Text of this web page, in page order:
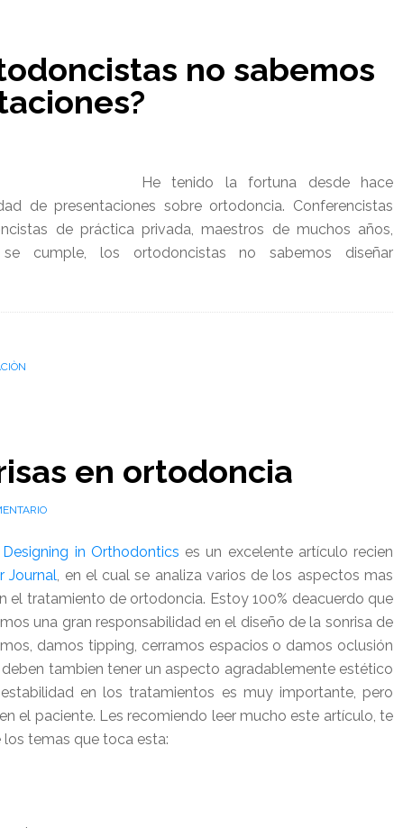
no sabemos
He tenido la fortuna desde hace
de presentaciones sobre ortodoncia. Conferencistas
de práctica privada, maestros de muchos años,
cumple, los ortodoncistas no sabemos diseñar
en ortodoncia
in Orthodontics es un excelente artículo recien
Journal, en el cual se analiza varios de los aspectos mas
el tratamiento de ortodoncia. Estoy 100% deacuerdo que
una gran responsabilidad en el diseño de la sonrisa de
damos tipping, cerramos espacios o damos oclusión
tambien tener un aspecto agradablemente estético
en los tratamientos es muy importante, pero
el paciente. Les recomiendo leer mucho este artículo, te
temas que toca esta: